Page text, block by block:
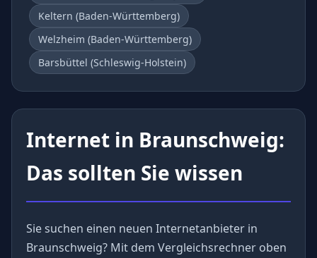
Keltern (Baden-Württemberg)
Welzheim (Baden-Württemberg)
Barsbüttel (Schleswig-Holstein)
Internet in Braunschweig:
Das sollten Sie wissen
Sie suchen einen neuen Internetanbieter in
Braunschweig? Mit dem Vergleichsrechner oben